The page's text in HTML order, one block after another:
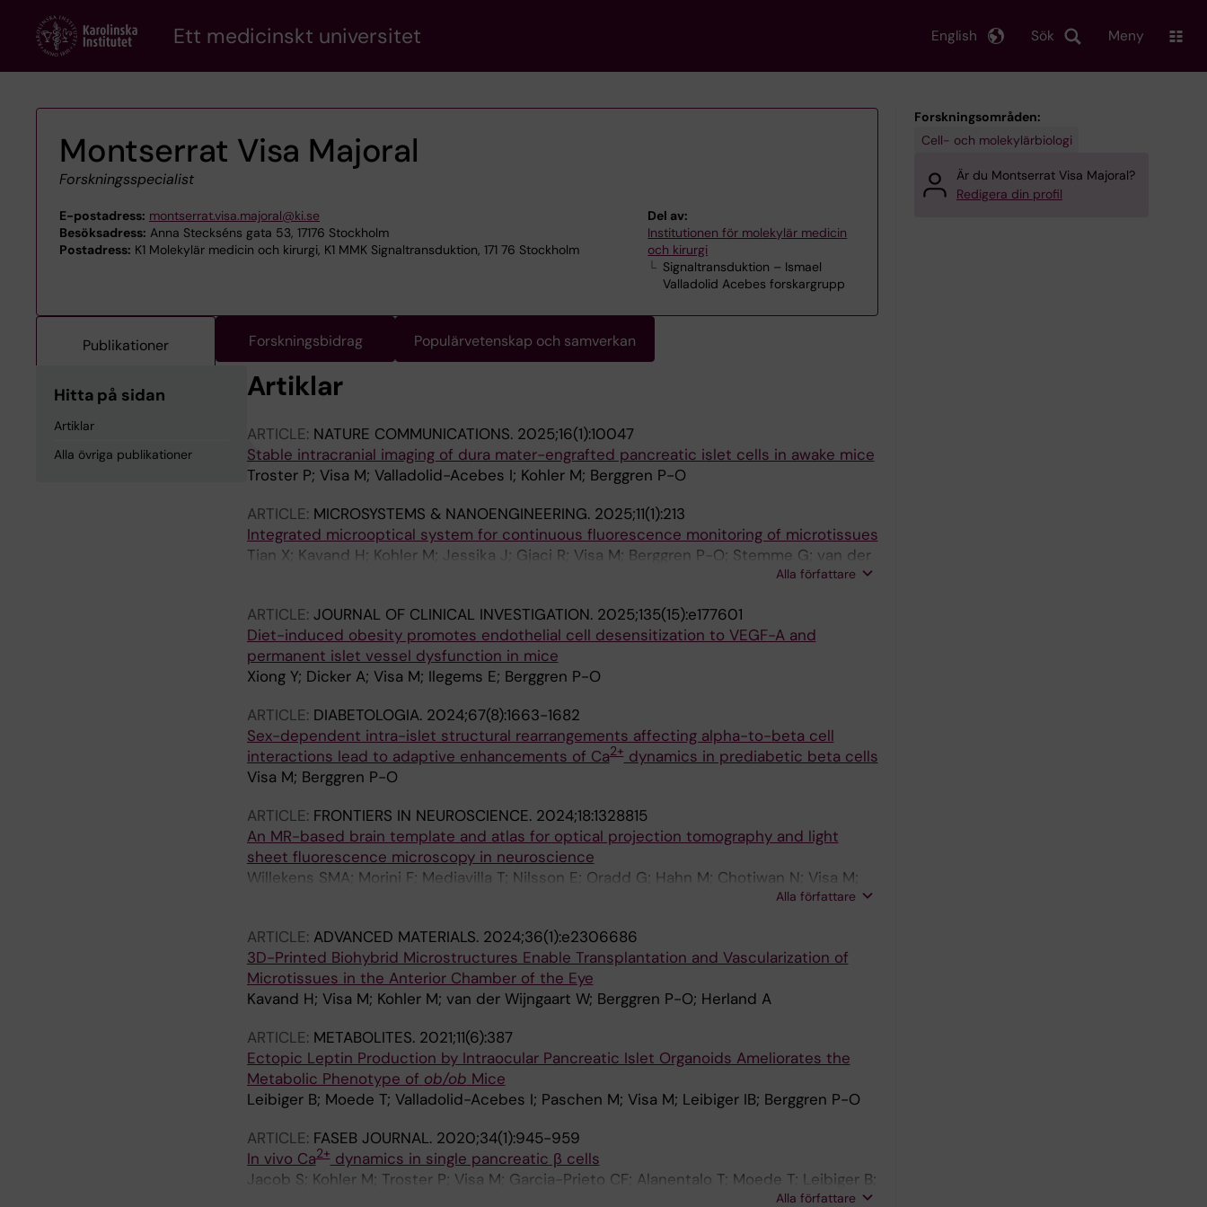
content
Ett medicinskt universitet Sök
English Meny
Montserrat Visa Majoral
Forskningsspecialist
E-postadress: montserrat.visa.majoral@ki.se
Besöksadress: Anna Steckséns gata 53, 17176 Stockholm
Postadress: K1 Molekylär medicin och kirurgi, K1 MMK Signaltransduktion, 171 76 Stockholm
Del av:
Institutionen för molekylär medicin
och kirurgi
Signaltransduktion – Ismael
Valladolid Acebes forskargrupp
Publikationer Forskningsbidrag Populärvetenskap och samverkan
Hitta på sidan
Artiklar
Alla övriga publikationer
Artiklar
ARTICLE: NATURE COMMUNICATIONS. 2025;16(1):10047
Stable intracranial imaging of dura mater-engrafted pancreatic islet cells in awake mice
Troster P; Visa M; Valladolid-Acebes I; Kohler M; Berggren P-O
ARTICLE: MICROSYSTEMS & NANOENGINEERING. 2025;11(1):213
Integrated microoptical system for continuous fluorescence monitoring of microtissues
Tian X; Kavand H; Kohler M; Jessika J; Gjaci R; Visa M; Berggren P-O; Stemme G; van der
Alla författare
ARTICLE: JOURNAL OF CLINICAL INVESTIGATION. 2025;135(15):e177601
Diet-induced obesity promotes endothelial cell desensitization to VEGF-A and
permanent islet vessel dysfunction in mice
Xiong Y; Dicker A; Visa M; Ilegems E; Berggren P-O
ARTICLE: DIABETOLOGIA. 2024;67(8):1663-1682
Sex-dependent intra-islet structural rearrangements affecting alpha-to-beta cell
interactions lead to adaptive enhancements of Ca2+dynamics in prediabetic beta cells
Visa M; Berggren P-O
ARTICLE: FRONTIERS IN NEUROSCIENCE. 2024;18:1328815
An MR-based brain template and atlas for optical projection tomography and light
sheet fluorescence microscopy in neuroscience
Willekens SMA; Morini F; Mediavilla T; Nilsson E; Oradd G; Hahn M; Chotiwan N; Visa M;
Alla författare
ARTICLE: ADVANCED MATERIALS. 2024;36(1):e2306686
3D-Printed Biohybrid Microstructures Enable Transplantation and Vascularization of
Microtissues in the Anterior Chamber of the Eye
Kavand H; Visa M; Kohler M; van der Wijngaart W; Berggren P-O; Herland A
ARTICLE: METABOLITES. 2021;11(6):387
Ectopic Leptin Production by Intraocular Pancreatic Islet Organoids Ameliorates the
Metabolic Phenotype of ob/ob Mice
Leibiger B; Moede T; Valladolid-Acebes I; Paschen M; Visa M; Leibiger IB; Berggren P-O
ARTICLE: FASEB JOURNAL. 2020;34(1):945-959
In vivo Ca2+dynamics in single pancreatic β cells
Jacob S; Kohler M; Troster P; Visa M; Garcia-Prieto CF; Alanentalo T; Moede T; Leibiger B;
Alla författare
Forskningsområden:
Cell- och molekylärbiologi
Är du Montserrat Visa Majoral?
Redigera din profil